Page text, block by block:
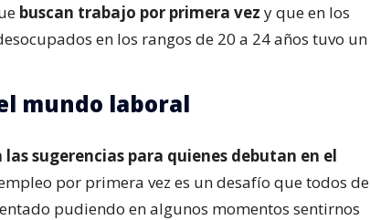
buscan trabajo por primera vez y que en los
en los rangos de 20 a 24 años tuvo un
mundo laboral
las sugerencias para quienes debutan en el
por primera vez es un desafío que todos de
pudiendo en algunos momentos sentirnos